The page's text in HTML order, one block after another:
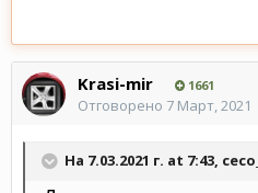
Krasi-mir 1661
Отговорено 7 Март, 2021
На 7.03.2021 г. at 7:43,